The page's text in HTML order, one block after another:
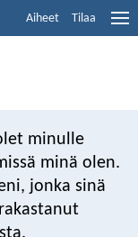
Aiheet Tilaa
minulle
minä olen.
jonka sinä